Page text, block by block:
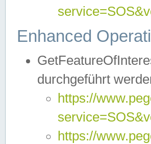
Enhanced
durchgeführt
https://
https://